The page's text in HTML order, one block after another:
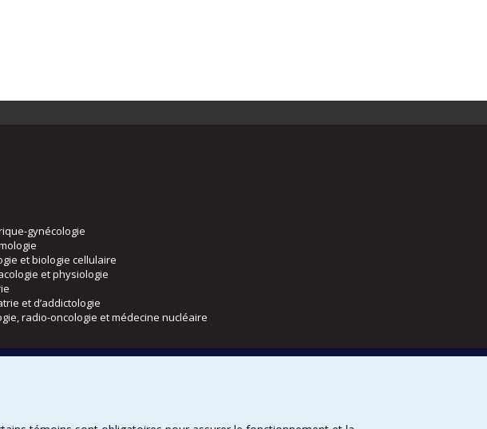
gynécologie
et biologie cellulaire
et physiologie
et d’addictologie
radio-oncologie et médecine nucléaire